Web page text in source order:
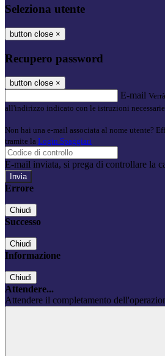
Seleziona utente
button close ×
Recupero password
button close ×
E-mail
all'indirizzo indicato con le istruzioni
Non hai una e-mail associata al nome utente?
tramite la Login Spaggiari
E-mail inviata, si prega di controllare la
Errore
Chiudi
Successo
Chiudi
Informazione
Chiudi
Attendere...
Attendere il completamento